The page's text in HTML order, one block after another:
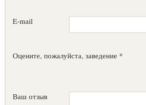
E-mail
Оцените, пожалуйста, заведение *
Ваш отзыв